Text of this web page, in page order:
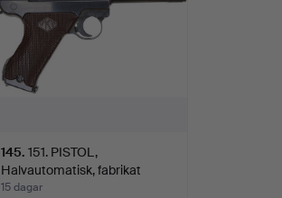
145. 151. PISTOL,
Halvautomatisk, fabrikat
Valm…
15 dagar